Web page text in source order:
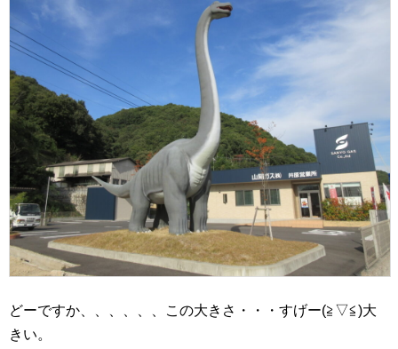
どーですか、、、、、、この大きさ・・・すげー(≧▽≦)大
きい。